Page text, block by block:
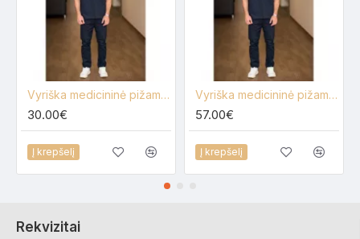
Vyriška medicininė pižama 501281
30.00€
Į krepšelį
Vyriška medicininė pižama su elastanu 501281
57.00€
Į krepšelį
Rekvizitai